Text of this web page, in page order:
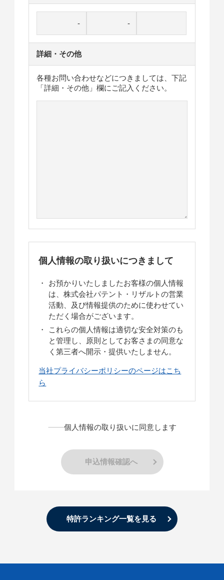
詳細・その他
各種お問い合わせなどにつきましては、下記
「詳細・その他」欄にご記入ください。
個人情報の取り扱いにつきまして
お預かりいたしましたお客様の個人情報
は、株式会社パテント・リザルトの営業
活動、及び情報提供のために使わせてい
ただく場合がございます。
これらの個人情報は適切な安全対策のも
と管理し、原則としてお客さまの同意な
く第三者へ開示・提供いたしません。
当社プライバシーポリシーのページはこち
ら
個人情報の取り扱いに同意します
申込情報確認へ
特許ランキング一覧を見る